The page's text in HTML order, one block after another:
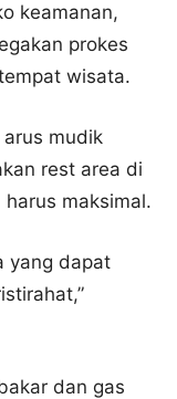
keamanan,
prokes
wisata.
mudik
rest area di
maksimal.
yang dapat
dan gas